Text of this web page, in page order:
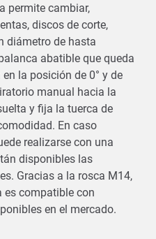
permite cambiar,
discos de corte,
diámetro de hasta
abatible que queda
la posición de 0° y de
manual hacia la
y fija la tuerca de
En caso
realizarse con una
disponibles las
Gracias a la rosca M14,
es compatible con
en el mercado.